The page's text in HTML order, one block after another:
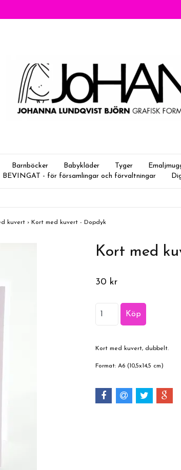
Barnböcker Babykläder Tyger
BEVINGAT - för församlingar och förvaltningar
kuvert › Kort med kuvert - Dopdyk
Kort med
30 kr
Kort med kuvert, dubbelt.
Format: A6 (10,5x14,5 cm)